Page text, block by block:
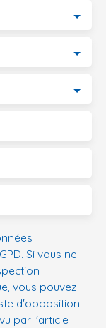
Si vous ne
vous pouvez
d'opposition
par l'article